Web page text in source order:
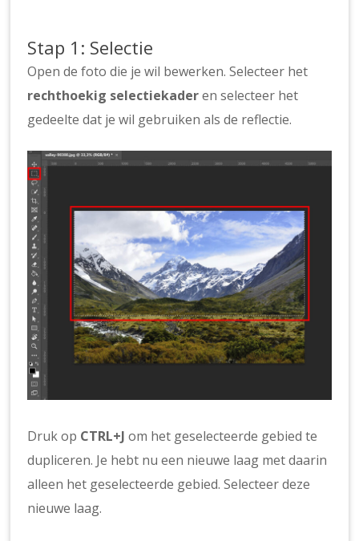
Stap 1: Selectie
Open de foto die je wil bewerken. Selecteer het
rechthoekig selectiekaderen selecteer het
gedeelte dat je wil gebruiken als de reflectie.
Druk op CTRL+Jom het geselecteerde gebied te
dupliceren. Je hebt nu een nieuwe laag met daarin
alleen het geselecteerde gebied. Selecteer deze
nieuwe laag.